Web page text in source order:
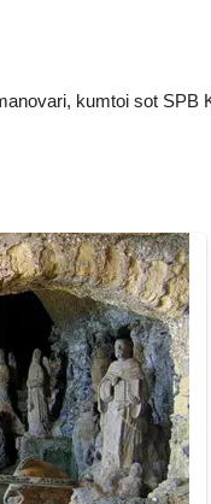
kumtoi sot